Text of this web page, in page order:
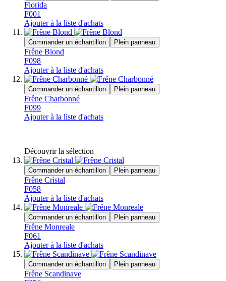
Florida
F001
Ajouter à la liste d'achats
Commander un échantillon Plein panneau
Frêne Blond
F098
Ajouter à la liste d'achats
Commander un échantillon Plein panneau
Frêne Charbonné
F099
Ajouter à la liste d'achats
Découvrir la sélection
Commander un échantillon Plein panneau
Frêne Cristal
F058
Ajouter à la liste d'achats
Commander un échantillon Plein panneau
Frêne Monreale
F061
Ajouter à la liste d'achats
Commander un échantillon Plein panneau
Frêne Scandinave